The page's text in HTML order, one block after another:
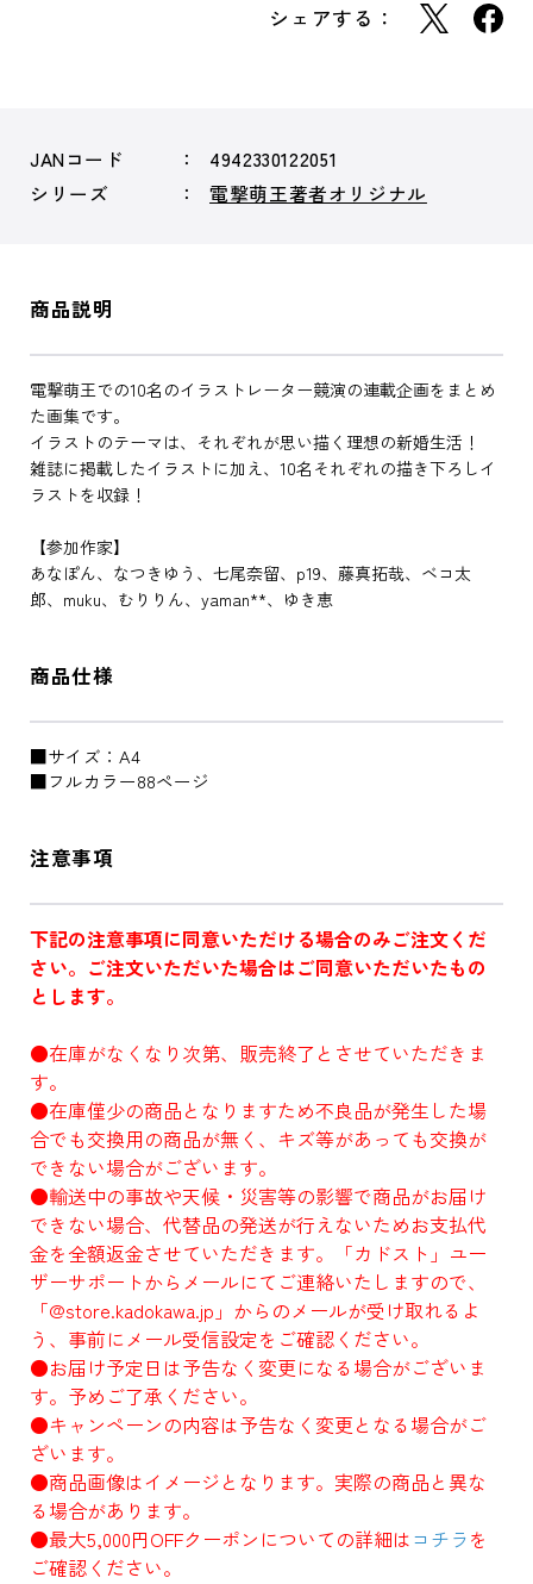
シェアする：
JANコード
4942330122051
シリーズ
電撃萌王著者オリジナル
商品説明
電撃萌王での10名のイラストレーター競演の連載企画をまとめ
た画集です。
イラストのテーマは、それぞれが思い描く理想の新婚生活！
雑誌に掲載したイラストに加え、10名それぞれの描き下ろしイ
ラストを収録！
【参加作家】
あなぽん、なつきゆう、七尾奈留、p19、藤真拓哉、ベコ太
郎、muku、むりりん、yaman**、ゆき恵
商品仕様
■サイズ：A4
■フルカラー88ページ
注意事項
下記の注意事項に同意いただける場合のみご注文くだ
さい。ご注文いただいた場合はご同意いただいたもの
とします。
●在庫がなくなり次第、販売終了とさせていただきま
す。
●在庫僅少の商品となりますため不良品が発生した場
合でも交換用の商品が無く、キズ等があっても交換が
できない場合がございます。
●輸送中の事故や天候・災害等の影響で商品がお届け
できない場合、代替品の発送が行えないためお支払代
金を全額返金させていただきます。「カドスト」ユー
ザーサポートからメールにてご連絡いたしますので、
「@store.kadokawa.jp」からのメールが受け取れるよ
う、事前にメール受信設定をご確認ください。
●お届け予定日は予告なく変更になる場合がございま
す。予めご了承ください。
●キャンペーンの内容は予告なく変更となる場合がご
ざいます。
●商品画像はイメージとなります。実際の商品と異な
る場合があります。
●最大5,000円OFFクーポンについての詳細はコチラを
ご確認ください。